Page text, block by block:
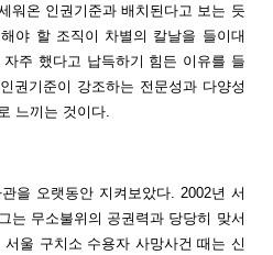
워온 인권기준과 배치된다고 보는 듯
야 할 조직이 차별의 칼날을 들이대
주 했다고 납득하기 힘든 이유를 들
권기준이 강조하는 전문성과 다양성
느끼는 것이다.
을 오랫동안 지켜보았다. 2002년 서
는 무소불위의 공권력과 당당히 맞서
울 구치소 수용자 사망사건 때는 신